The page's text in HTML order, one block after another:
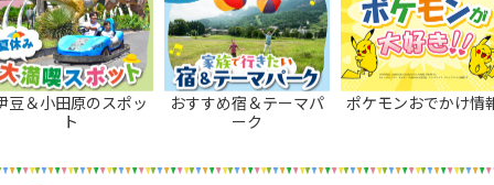
豆＆小田原のスポッ
ト
おすすめ宿＆テーマパ
ーク
ポケモンおでかけ情